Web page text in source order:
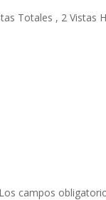
Totales , 2 Vistas
Los campos